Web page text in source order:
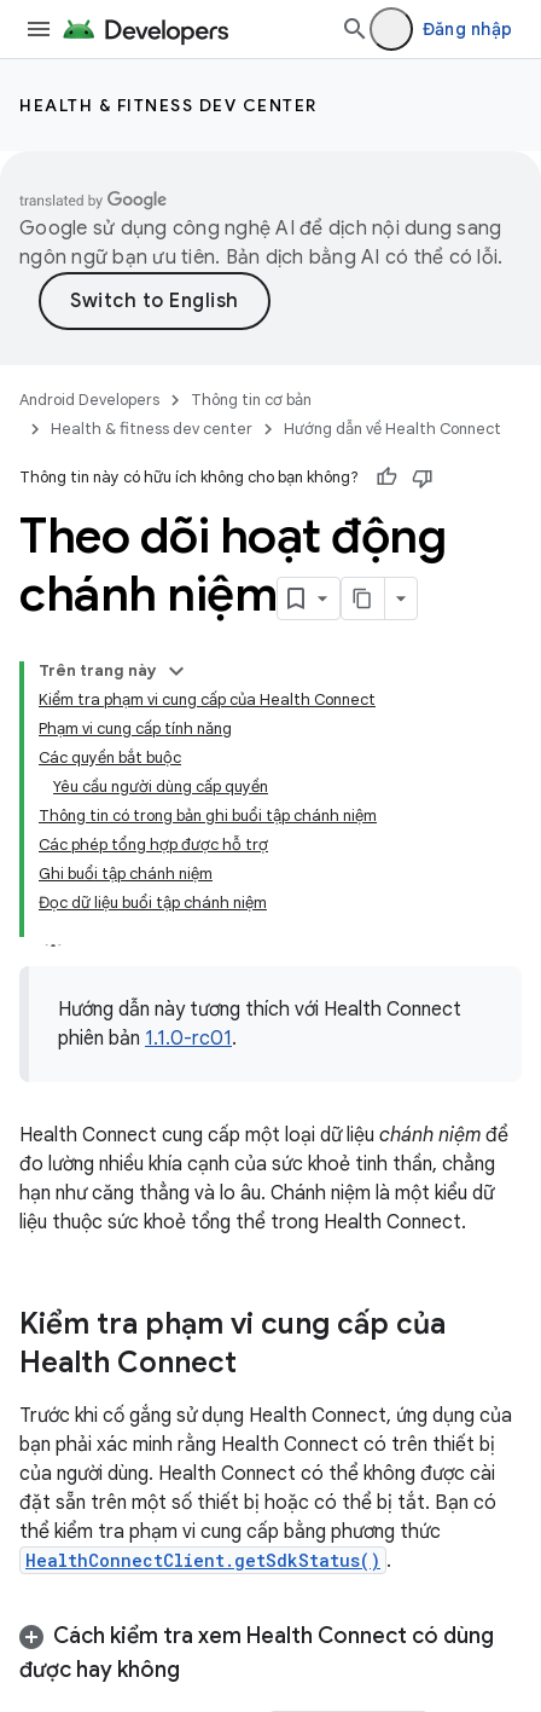
Đăng nhập
HEALTH & FITNESS DEV CENTER
Google sử dụng công nghệ AI để dịch nội dung sang
ngôn ngữ bạn ưu tiên. Bản dịch bằng AI có thể có lỗi.
Android Developers
Thông tin cơ bản
Health & fitness dev center
Hướng dẫn về Health Connect
Thông tin này có hữu ích không cho bạn không?
Theo dõi hoạt động
chánh niệm
Trên trang này
Kiểm tra phạm vi cung cấp của Health Connect
Phạm vi cung cấp tính năng
Các quyền bắt buộc
Yêu cầu người dùng cấp quyền
Thông tin có trong bản ghi buổi tập chánh niệm
Các phép tổng hợp được hỗ trợ
Ghi buổi tập chánh niệm
Đọc dữ liệu buổi tập chánh niệm
Hướng dẫn này tương thích với Health Connect
phiên bản 1.1.0-rc01.
Health Connect cung cấp một loại dữ liệu chánh niệm để
đo lường nhiều khía cạnh của sức khoẻ tinh thần, chẳng
hạn như căng thẳng và lo âu. Chánh niệm là một kiểu dữ
liệu thuộc sức khoẻ tổng thể trong Health Connect.
Kiểm tra phạm vi cung cấp của
Health Connect
Trước khi cố gắng sử dụng Health Connect, ứng dụng của
bạn phải xác minh rằng Health Connect có trên thiết bị
của người dùng. Health Connect có thể không được cài
đặt sẵn trên một số thiết bị hoặc có thể bị tắt. Bạn có
thể kiểm tra phạm vi cung cấp bằng phương thức
HealthConnectClient.getSdkStatus() .
Cách kiểm tra xem Health Connect có dùng
được hay không